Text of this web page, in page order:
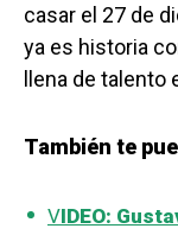
casar el 27 de
ya es historia
llena de talento
También te
VIDEO: